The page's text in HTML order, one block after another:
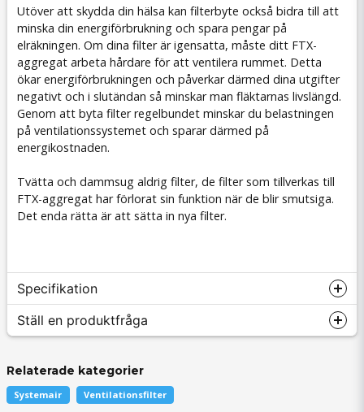
Utöver att skydda din hälsa kan filterbyte också bidra till att
minska din energiförbrukning och spara pengar på
elräkningen. Om dina filter är igensatta, måste ditt FTX-
aggregat arbeta hårdare för att ventilera rummet. Detta
ökar energiförbrukningen och påverkar därmed dina utgifter
negativt och i slutändan så minskar man fläktarnas livslängd.
Genom att byta filter regelbundet minskar du belastningen
på ventilationssystemet och sparar därmed på
energikostnaden.
Tvätta och dammsug aldrig filter, de filter som tillverkas till
FTX-aggregat har förlorat sin funktion när de blir smutsiga.
Det enda rätta är att sätta in nya filter.
Specifikation
Filterspecifikation
Tillverkare
Passar till
Ställ en produktfråga
question
Relaterade kategorier
Systemair Ventilationsfilter